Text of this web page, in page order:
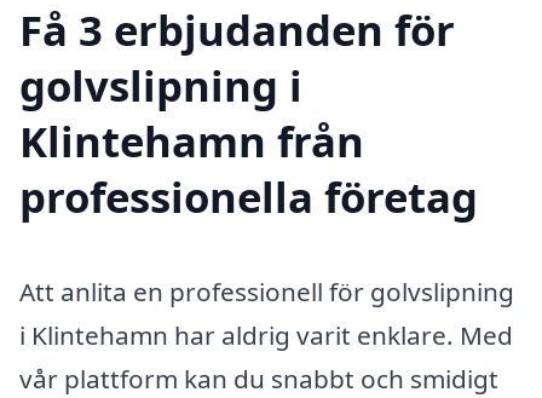
Få 3 erbjudanden för
golvslipning i
Klintehamn från
professionella företag
Att anlita en professionell för golvslipning
i Klintehamn har aldrig varit enklare. Med
vår plattform kan du snabbt och smidigt